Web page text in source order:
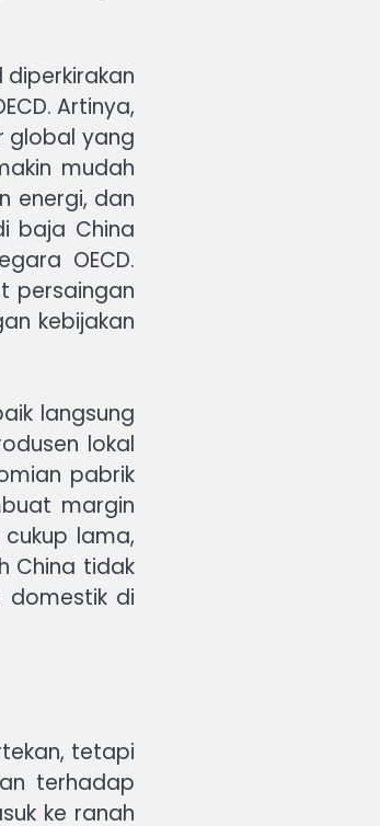
Artinya,
global yang
mudah
energi, dan
baja China
OECD.
persaingan
kebijakan
langsung
lokal
pabrik
margin
lama,
China tidak
domestik di
tetapi
terhadap
ke ranah